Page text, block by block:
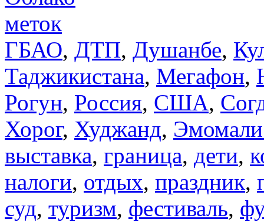
меток
ГБАО, ДТП, Душанбе,
Таджикистана, Мегафон,
Рогун, Россия, США,
Хорог, Худжанд,
выставка, граница, дети,
налоги, отдых, праздник,
суд, туризм, фестиваль,